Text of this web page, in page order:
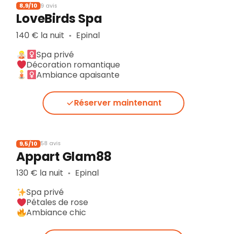
8,9/10 9 avis
LoveBirds Spa
140 € la nuit ▪︎ Epinal
Spa privé
Décoration romantique
Ambiance apaisante
Réserver maintenant
9,5/10 58 avis
Appart Glam88
130 € la nuit ▪︎ Epinal
Spa privé
Pétales de rose
Ambiance chic